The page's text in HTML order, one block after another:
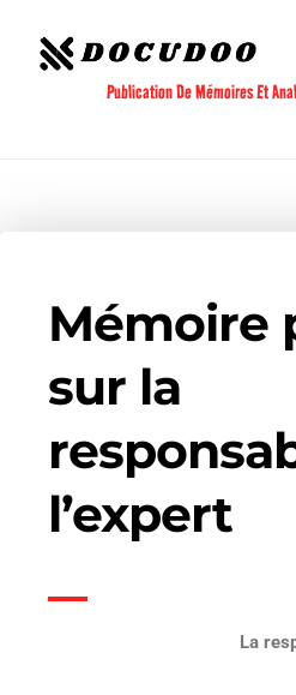
contenu
Publication De Mémoires Et
Mémoire
sur la
l’expert
La